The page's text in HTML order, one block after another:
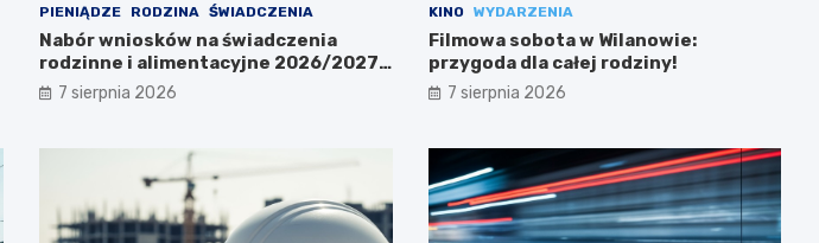
PIENIĄDZE RODZINA ŚWIADCZENIA
Nabór wniosków na świadczenia
rodzinne i alimentacyjne 2026/2027
już w lipcu!
7 sierpnia 2026
KINO WYDARZENIA
Filmowa sobota w Wilanowie:
przygoda dla całej rodziny!
7 sierpnia 2026